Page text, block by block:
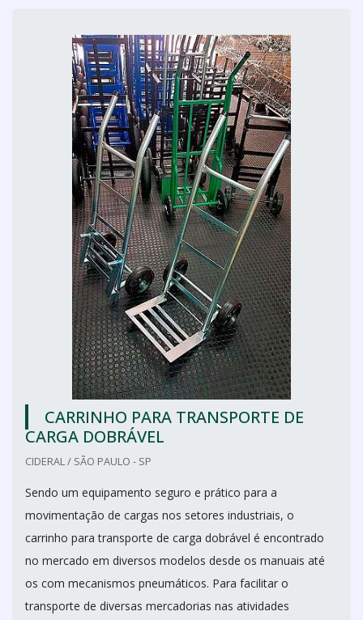
CARRINHO PARA TRANSPORTE DE
CARGA DOBRÁVEL
CIDERAL / SÃO PAULO - SP
Sendo um equipamento seguro e prático para a
movimentação de cargas nos setores industriais, o
carrinho para transporte de carga dobrável é encontrado
no mercado em diversos modelos desde os manuais até
os com mecanismos pneumáticos. Para facilitar o
transporte de diversas mercadorias nas atividades